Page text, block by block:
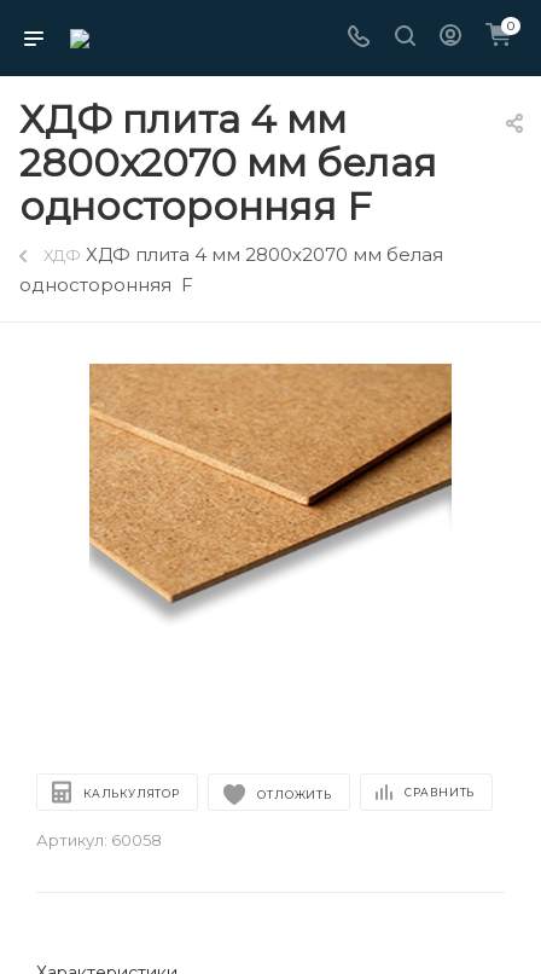
0
ХДФ плита 4 мм
2800х2070 мм белая
односторонняя F
ХДФ ХДФ плита 4 мм 2800х2070 мм белая
односторонняя F
КАЛЬКУЛЯТОР ОТЛОЖИТЬ СРАВНИТЬ
Артикул: 60058